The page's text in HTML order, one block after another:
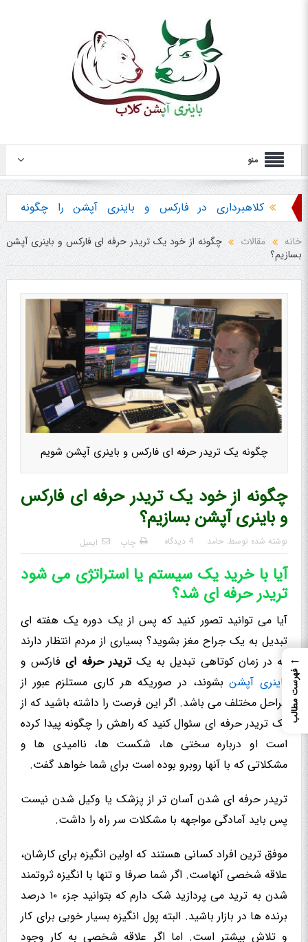
منو
کلاهبرداری در فارکس و باینری آپشن را چگونه
تشخیص دهیم ؟
هشدار در مورد خرید استراتژی ها و پکیج آموزش
باینری آپشن
خانه مقالات
چگونه از خود یک تریدر حرفه ای فارکس و باینری آپشن
بسازیم؟
چگونه یک تریدر حرفه ای فارکس و باینری آپشن شویم
چگونه از خود یک تریدر حرفه ای فارکس
و باینری آپشن بسازیم؟
نوشته شده توسط: حامد 4 دیدگاه چاپ ایمیل
آیا با خرید یک سیستم یا استراتژی می شود
تریدر حرفه ای شد؟
آیا می توانید تصور کنید که پس از یک دوره یک هفته ای
تبدیل به یک جراح مغز بشوید؟ بسیاری از مردم انتظار دارند
که در زمان کوتاهی تبدیل به یکتریدر حرفه ایفارکس و
باینری آپشنبشوند، در صوریکه هر کاری مستلزم عبور از
مراحل مختلف می باشد. اگر این فرصت را داشته باشید که از
یک تریدر حرفه ای سئوال کنید که راهش را چگونه پیدا کرده
است او درباره سختی ها، شکست ها، ناامیدی ها و
مشکلاتی که با آنها روبرو بوده است برای شما خواهد گفت.
تریدر حرفه ای شدن آسان تر از پزشک یا وکیل شدن نیست
پس باید آمادگی مواجهه با مشکلات سر راه را داشت.
موفق ترین افراد کسانی هستند که اولین انگیزه برای کارشان،
علاقه شخصی آنهاست. اگر شما صرفا و تنها با انگیزه ثروتمند
شدن به ترید می پردازید شک دارم که بتوانید جزء ۱۰ درصد
برنده ها در بازار باشید. البته پول انگیزه بسیار خوبی برای کار
و تلاش بیشتر است. اما اگر علاقه شخصی به کار وجود
←
فهرست مطالب